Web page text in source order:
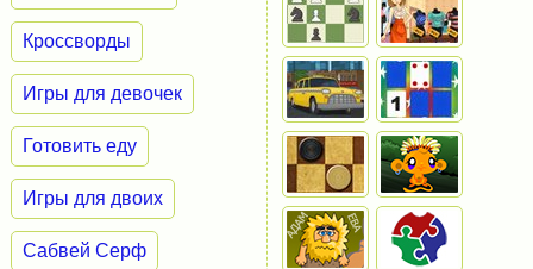
Кроссворды
Игры для девочек
Готовить еду
Игры для двоих
Сабвей Серф